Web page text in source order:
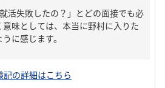
活失敗したの？」とどの面接でも必
味としては、本当に野村に入りた
に感じます。
記の詳細はこちら